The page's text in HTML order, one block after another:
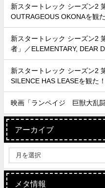
新スタートレック シーズン2
OUTRAGEOUS OKONAを観た
新スタートレック シーズン2
者」／ELEMENTARY, DEAR
新スタートレック シーズン2
SILENCE HAS LEASEを観た！
映画「ランペイジ 巨獣大乱闘
アーカイブ
メタ情報